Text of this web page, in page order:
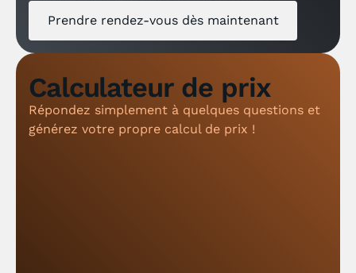
Prendre rendez-vous dès maintenant
Calculateur de prix
Répondez simplement à quelques questions et
générez votre propre calcul de prix !